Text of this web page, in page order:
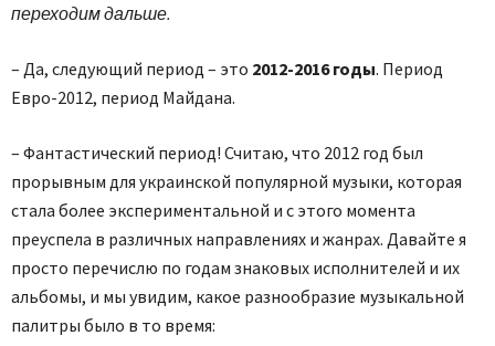
переходим дальше.
– Да, следующий период – это 2012-2016 годы. Период
Евро-2012, период Майдана.
– Фантастический период! Считаю, что 2012 год был
прорывным для украинской популярной музыки, которая
стала более экспериментальной и с этого момента
преуспела в различных направлениях и жанрах. Давайте я
просто перечислю по годам знаковых исполнителей и их
альбомы, и мы увидим, какое разнообразие музыкальной
палитры было в то время: